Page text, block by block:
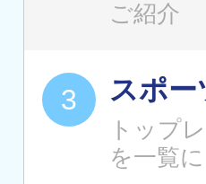
ご紹介
スポー
トップ
を一覧